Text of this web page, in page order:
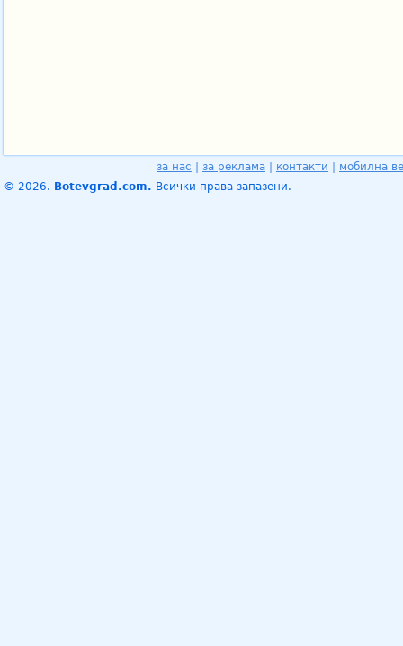
за нас за реклама контакти
мобилна
© 2026. Botevgrad.com. Всички права запазени.